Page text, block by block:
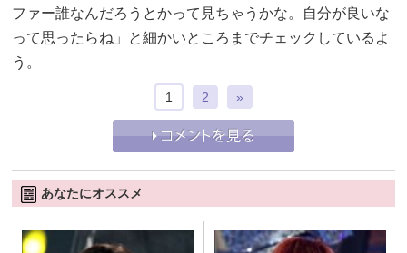
ファー誰なんだろうとかって見ちゃうかな。自分が良いな
って思ったらね」と細かいところまでチェックしているよ
う。
1 2 »
あなたにオススメ